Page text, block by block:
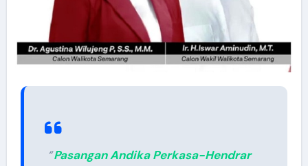
“Pasangan Andika Perkasa-Hendrar